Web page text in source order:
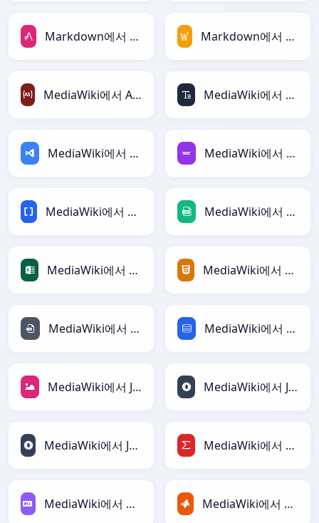
Markdown에서 AsciiDoc로 Markdown에서 MediaWiki로
MediaWiki에서 ActionScript로 MediaWiki에서 ASCII로
MediaWiki에서 ASP로 MediaWiki에서 Avro로
MediaWiki에서 BBCode로 MediaWiki에서 CSV로
MediaWiki에서 Excel로 MediaWiki에서 HTML로
MediaWiki에서 INI로 MediaWiki에서 SQL로
MediaWiki에서 JPEG로 MediaWiki에서 JSON로
MediaWiki에서 JSONLines로 MediaWiki에서 LaTeX로
MediaWiki에서 Markdown로 MediaWiki에서 MATLAB로